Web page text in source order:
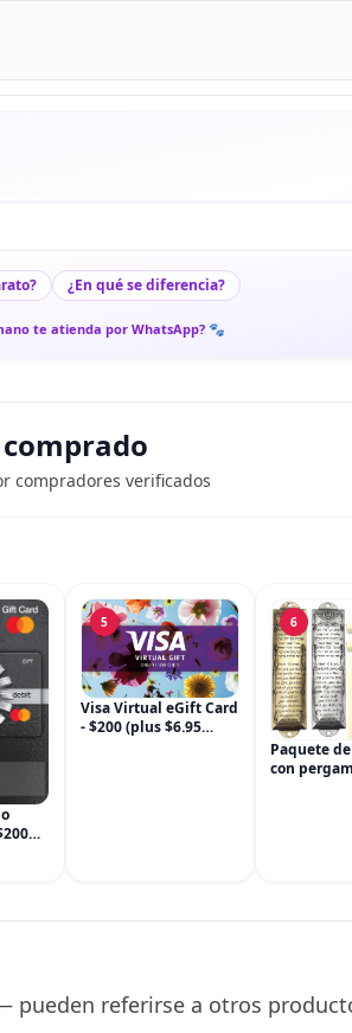
¿En qué se diferencia?
te atienda por WhatsApp? 🐾
compradores verificados
5
Visa Virtual eGift Card
- $200 (plus $6.95
6
Paquete
con
pueden referirse a otros